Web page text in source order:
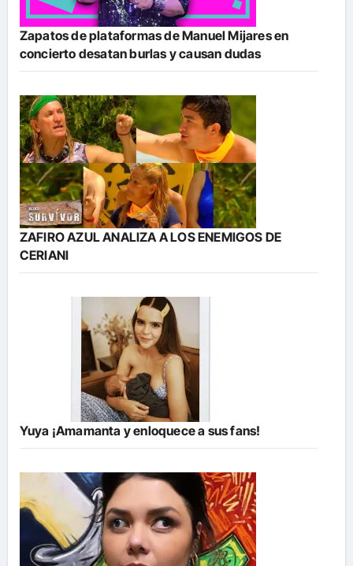
Zapatos de plataformas de Manuel Mijares en
concierto desatan burlas y causan dudas
ZAFIRO AZUL ANALIZA A LOS ENEMIGOS DE
CERIANI
Yuya ¡Amamanta y enloquece a sus fans!